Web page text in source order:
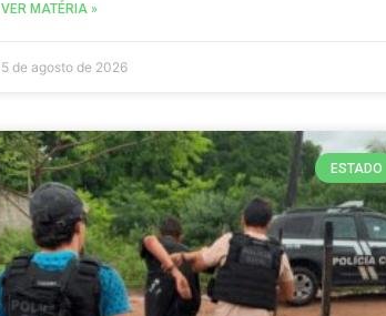
VER MATÉRIA »
5 de agosto de 2026
ESTADO